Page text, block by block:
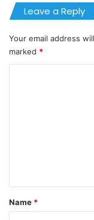
Leave a Reply
Your email address
marked *
*
Name *